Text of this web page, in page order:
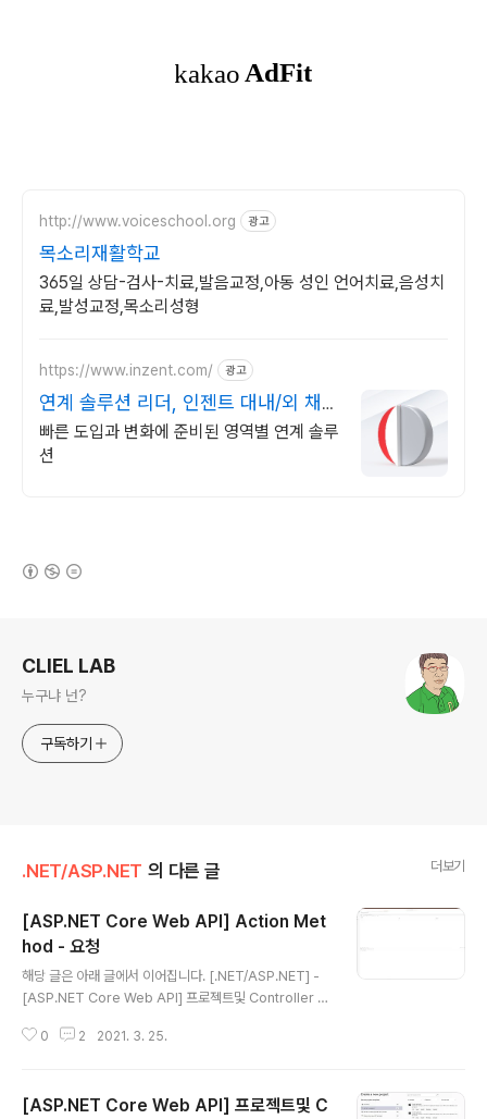
http://www.voiceschool.org 광고
목소리재활학교
365일 상담-검사-치료,발음교정,아동 성인 언어치료,음성치
료,발성교정,목소리성형
https://www.inzent.com/ 광고
연계 솔루션 리더, 인젠트 대내/외 채널
맞춤형 연계
빠른 도입과 변화에 준비된 영역별 연계 솔루
션
CLIEL LAB
누구냐 넌?
구독하기
.NET/ASP.NET 의 다른 글 더보기
[ASP.NET Core Web API] Action Met
hod - 요청
해당 글은 아래 글에서 이어집니다. [.NET/ASP.NET] -
[ASP.NET Core Web API] 프로젝트및 Controller 생
생성 1. 프로젝트 Web API 기본사항에 대해 알아보기 위
ore Web API (C#)'프로젝트로 선택하고 'Next'버 lab.
0 2 2021. 3. 25.
[ASP.NET Core Web API] 프로젝트및 C